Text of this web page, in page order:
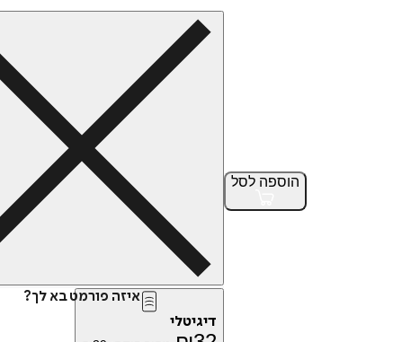
הוספה לסל
איזה פורמט בא לך?
דיגיטלי